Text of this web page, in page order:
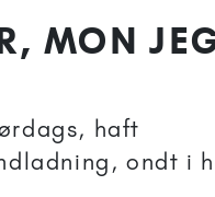
MON
haft
ondt i